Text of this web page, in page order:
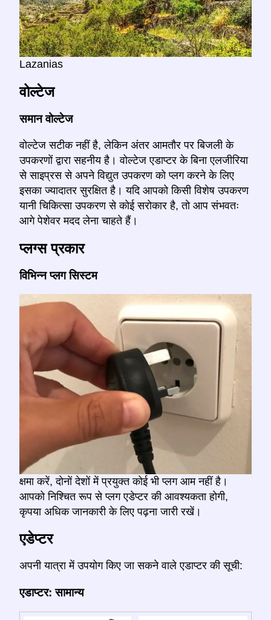
Lazanias
वोल्टेज
समान वोल्टेज
वोल्टेज सटीक नहीं है, लेकिन अंतर आमतौर पर बिजली के
उपकरणों द्वारा सहनीय है। वोल्टेज एडाप्टर के बिना एलजीरिया
से साइप्रस से अपने विद्युत उपकरण को प्लग करने के लिए
इसका ज्यादातर सुरक्षित है। यदि आपको किसी विशेष उपकरण
यानी चिकित्सा उपकरण से कोई सरोकार है, तो आप संभवतः
आगे पेशेवर मदद लेना चाहते हैं।
प्लग्स प्रकार
विभिन्न प्लग सिस्टम
क्षमा करें, दोनों देशों में प्रयुक्त कोई भी प्लग आम नहीं है।
आपको निश्चित रूप से प्लग एडेप्टर की आवश्यकता होगी,
कृपया अधिक जानकारी के लिए पढ़ना जारी रखें।
एडेप्टर
अपनी यात्रा में उपयोग किए जा सकने वाले एडाप्टर की सूची:
एडाप्टर: सामान्य